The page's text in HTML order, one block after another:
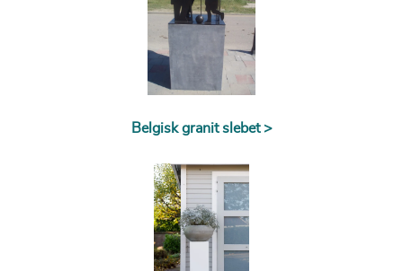
Belgisk granit slebet >